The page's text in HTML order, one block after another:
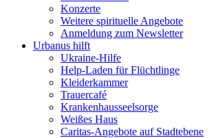
Konzerte
Weitere spirituelle Angebote
Anmeldung zum Newsletter
Urbanus hilft
Ukraine-Hilfe
Help-Laden für Flüchtlinge
Kleiderkammer
Trauercafé
Krankenhausseelsorge
Weißes Haus
Caritas-Angebote auf Stadtebene